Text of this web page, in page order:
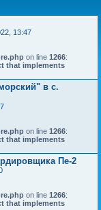
13:47
on line 1266:
that implements
в с.
on line 1266:
that implements
Пе-2
on line 1266:
that implements